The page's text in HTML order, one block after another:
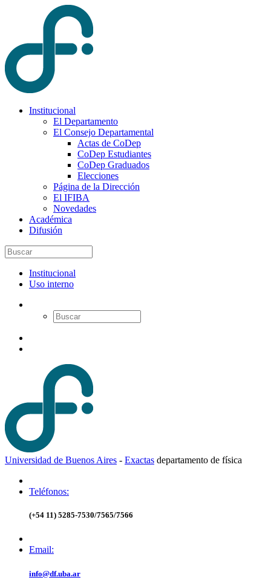
Institucional
El Departamento
El Consejo Departamental
Actas de CoDep
CoDep Estudiantes
CoDep Graduados
Elecciones
Página de la Dirección
El IFIBA
Novedades
Académica
Difusión
Institucional
Uso interno
Universidad de Buenos Aires - Exactas departamento de física
Teléfonos:
(+54 11) 5285-7530/7565/7566
Email:
info@df.uba.ar